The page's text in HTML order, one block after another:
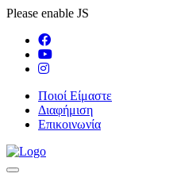
Please enable JS
Ποιοί Είμαστε
Διαφήμιση
Επικοινωνία